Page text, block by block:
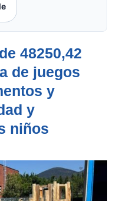
48250,42
de juegos
y
y
niños